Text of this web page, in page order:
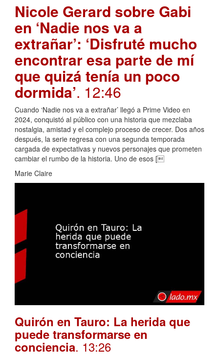
Nicole Gerard sobre Gabi
en ‘Nadie nos va a
extrañar’: ‘Disfruté mucho
encontrar esa parte de mí
que quizá tenía un poco
dormida’. 12:46
Cuando ‘Nadie nos va a extrañar’ llegó a Prime Video en
2024, conquistó al público con una historia que mezclaba
nostalgia, amistad y el complejo proceso de crecer. Dos años
después, la serie regresa con una segunda temporada
cargada de expectativas y nuevos personajes que prometen
cambiar el rumbo de la historia. Uno de esos [
Marie Claire
Quirón en Tauro: La herida que
puede transformarse en
conciencia. 13:26